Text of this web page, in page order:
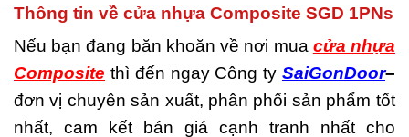
Đánh giá cửa nhựa
composite
Địa chỉ bán cửa
Nhược điểm của nhựa
composite
Nơi bán cửa
nhựa Composite,
cửa nhựa Composite uy tín
Thông tin về cửa nhựa Composite SGD 1PNs
Nếu bạn đang băn khoăn về nơi mua cửa nhựa
Composite thì đến ngay Công ty SaiGonDoor–
đơn vị chuyên sản xuất, phân phối sản phẩm tốt
nhất, cam kết bán giá cạnh tranh nhất cho